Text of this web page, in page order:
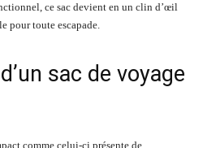
ce sac devient en un clin d’œil
pour toute escapade.
sac de voyage
comme celui-ci présente de